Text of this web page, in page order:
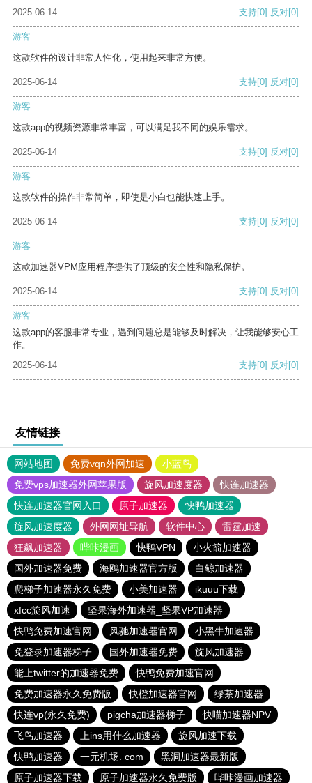
2025-06-14
支持[0] 反对[0]
游客
这款软件的设计非常人性化，使用起来非常方便。
2025-06-14 支持[0] 反对[0]
游客
这款app的视频资源非常丰富，可以满足我不同的娱乐需求。
2025-06-14 支持[0] 反对[0]
游客
这款软件的操作非常简单，即使是小白也能快速上手。
2025-06-14 支持[0] 反对[0]
游客
这款加速器VPM应用程序提供了顶级的安全性和隐私保护。
2025-06-14 支持[0] 反对[0]
游客
这款app的客服非常专业，遇到问题总是能够及时解决，让我能够安心工
作。
2025-06-14
支持[0] 反对[0]
友情链接
网站地图 免费vqn外网加速
小蓝鸟
免费vps加速器外网苹果版
旋风加速度器
快连加速器
快连加速器官网入口
原子加速器
快鸭加速器
旋风加速度器
外网网址导航 软件中心
雷霆加速
狂飙加速器
哔咔漫画 快鸭VPN
小火箭加速器
国外加速器免费
海鸥加速器官方版
白鲸加速器
爬梯子加速器永久免费
小美加速器
ikuuu下载
xfcc旋风加速
坚果海外加速器_坚果VP加速器
快鸭免费加速官网
风驰加速器官网
小黑牛加速器
免登录加速器梯子
国外加速器免费
旋风加速器
能上twitter的加速器免费
快鸭免费加速官网
免费加速器永久免费版
快橙加速器官网
绿茶加速器
快连vp(永久免费)
pigcha加速器梯子
快喵加速器NPV
飞鸟加速器
上ins用什么加速器
旋风加速下载
快鸭加速器
一元机场. com
黑洞加速器最新版
原子加速器下载
原子加速器永久免费版 哔咔漫画加速器